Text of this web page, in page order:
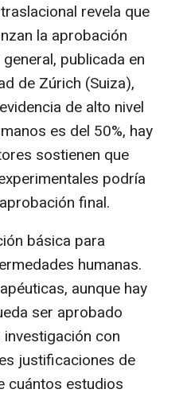
revela que
la aprobación
publicada en
de Zúrich (Suiza),
de alto nivel
es del 50%, hay
sostienen que
podría
final.
básica para
humanas.
aunque hay
ser aprobado
con
justificaciones de
cuántos estudios